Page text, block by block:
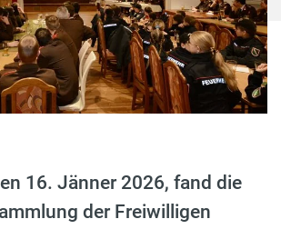
16. Jänner 2026, fand die
der Freiwilligen